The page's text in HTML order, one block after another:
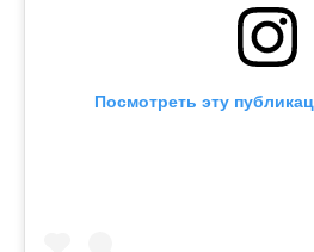
Посмотреть эту